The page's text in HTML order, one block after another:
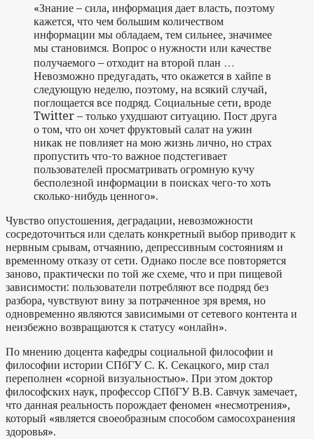
«Знание – сила, информация дает власть, поэтому
кажется, что чем большим количеством
информации мы обладаем, тем сильнее, значимее
мы становимся. Вопрос о нужности или качестве
получаемого – отходит на второй план …
Невозможно предугадать, что окажется в хайпе в
следующую неделю, поэтому, на всякий случай,
поглощается все подряд. Социальные сети, вроде
Twitter – только ухудшают ситуацию. Пост друга
о том, что он хочет фруктовый салат на ужин
никак не повлияет на мою жизнь лично, но страх
пропустить что-то важное подстегивает
пользователей просматривать огромную кучу
бесполезной информации в поисках чего-то хоть
сколько-нибудь ценного».
Чувство опустошения, деградации, невозможности
сосредоточиться или сделать конкретный выбор приводит к
нервным срывам, отчаянию, депрессивным состояниям и
временному отказу от сети. Однако после все повторяется
заново, практически по той же схеме, что и при пищевой
зависимости: пользователи потребляют все подряд без
разбора, чувствуют вину за потраченное зря время, но
одновременно являются зависимыми от сетевого контента и
неизбежно возвращаются к статусу «онлайн».
По мнению доцента кафедры социальной философии и
философии истории СПбГУ С. К. Секацкого, мир стал
переполнен «сорной визуальностью». При этом доктор
философских наук, профессор СПбГУ В.В. Савчук замечает,
что данная реальность порождает феномен «несмотрения»,
который «является своеобразным способом самосохранения
здоровья».